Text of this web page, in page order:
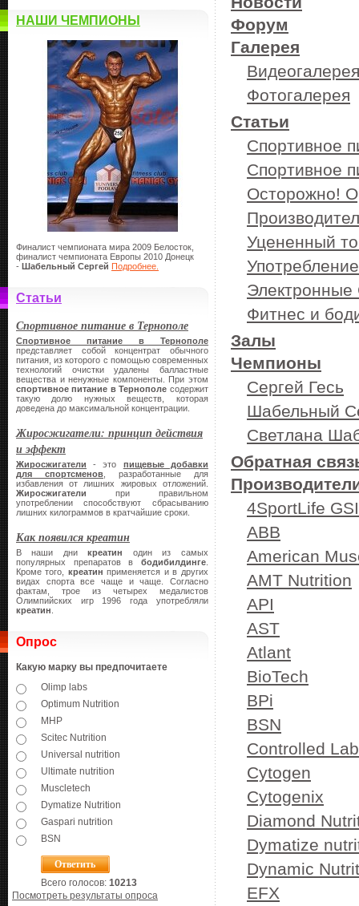
НАШИ ЧЕМПИОНЫ
Финалист чемпионата мира 2009 Белосток,
финалист чемпионата Европы 2010 Донецк
- Шабельный Сергей Подробнее.
Статьи
Спортивное питание в Тернополе
Спортивное питание в Тернополе
представляет собой концентрат обычного
питания, из которого с помощью современных
технологий очистки удалены балластные
вещества и ненужные компоненты. При этом
спортивное питание в Тернополе содержит
такую долю нужных веществ, которая
доведена до максимальной концентрации.
Жиросжигатели: принцип действия
и эффект
Жиросжигатели - это пищевые добавки
для спортсменов , разработанные для
избавления от лишних жировых отложений.
Жиросжигатели при правильном
употреблении способствуют сбрасыванию
лишних килограммов в кратчайшие сроки.
Как появился креатин
В наши дникреатин
один из самых
популярных препаратов в бодибилдинге
Кроме того, креатин применяется и в других
видах спорта все чаще и чаще. Согласно
фактам, трое из четырех медалистов
Олимпийских игр 1996 года употребляли
креатин
Опрос
Какую марку вы предпочитаете
Olimp labs
Optimum Nutrition
MHP
Scitec Nutrition
Universal nutrition
Ultimate nutrition
Muscletech
Dymatize Nutrition
Gaspari nutrition
BSN
Всего голосов: 10213
Посмотреть результаты опроса
Форум
Галерея
Видеогалерея
Фотогалерея
Статьи
Спортивное
Спортивное
Осторожно!
Уцененный
Электронные
Фитнес и
Залы
Чемпионы
Сергей Гесь
Шабельный
Светлана
Обратная
4SportLife GSI
ABB
American
AMT Nutrition
API
AST
Atlant
BioTech
BPi
BSN
Controlled
Cytogen
Cytogenix
Diamond
Dymatize
Dynamic
EFX